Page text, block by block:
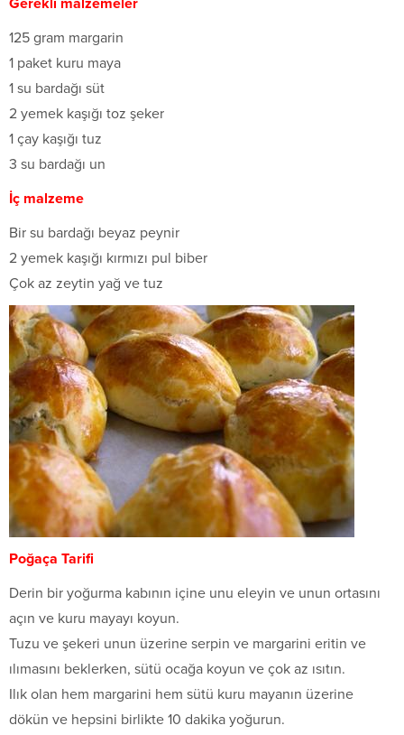
Gerekli malzemeler
125 gram margarin
1 paket kuru maya
1 su bardağı süt
2 yemek kaşığı toz şeker
1 çay kaşığı tuz
3 su bardağı un
İç malzeme
Bir su bardağı beyaz peynir
2 yemek kaşığı kırmızı pul biber
Çok az zeytin yağ ve tuz
Poğaça Tarifi
Derin bir yoğurma kabının içine unu eleyin ve unun ortasını
açın ve kuru mayayı koyun.
Tuzu ve şekeri unun üzerine serpin ve margarini eritin ve
ılımasını beklerken, sütü ocağa koyun ve çok az ısıtın.
Ilık olan hem margarini hem sütü kuru mayanın üzerine
dökün ve hepsini birlikte 10 dakika yoğurun.